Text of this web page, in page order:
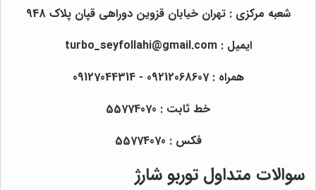
شعبه مرکزی : تهران خیابان قزوین دوراهی قپان پلاک 948
ایمیل : turbo_seyfollahi@gmail.com
همراه : 09212068607 - 09127044314
خط ثابت : 55774070
فکس : 55774070
سوالات متداول توربو شارژ